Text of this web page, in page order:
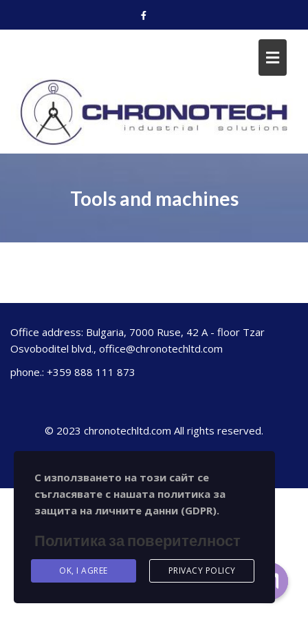
Tools and machines
Office address: Bulgaria, 7000 Ruse, 42 A - floor Tzar
Osvoboditel blvd., office@chronotechltd.com
phone.: +359 888 111 873
© 2023 chronotechltd.com All rights reserved.
С използването на този сайт се
съгласявате с нашата политика за
защита на личните данни (GDPR).
Политика за поверителност
OK, I AGREE PRIVACY POLICY
Contact us
Open